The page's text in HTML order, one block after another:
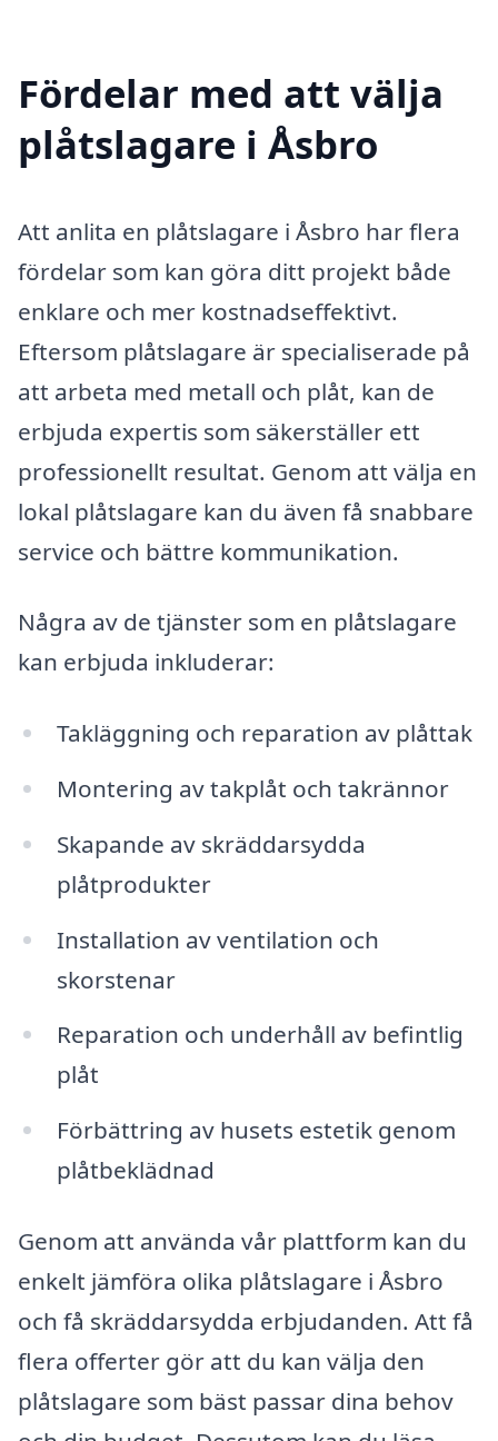
Fördelar med att välja
plåtslagare i Åsbro
Att anlita en plåtslagare i Åsbro har flera
fördelar som kan göra ditt projekt både
enklare och mer kostnadseffektivt.
Eftersom plåtslagare är specialiserade på
att arbeta med metall och plåt, kan de
erbjuda expertis som säkerställer ett
professionellt resultat. Genom att välja en
lokal plåtslagare kan du även få snabbare
service och bättre kommunikation.
Några av de tjänster som en plåtslagare
kan erbjuda inkluderar:
Takläggning och reparation av plåttak
Montering av takplåt och takrännor
Skapande av skräddarsydda
plåtprodukter
Installation av ventilation och
skorstenar
Reparation och underhåll av befintlig
plåt
Förbättring av husets estetik genom
plåtbeklädnad
Genom att använda vår plattform kan du
enkelt jämföra olika plåtslagare i Åsbro
och få skräddarsydda erbjudanden. Att få
flera offerter gör att du kan välja den
plåtslagare som bäst passar dina behov